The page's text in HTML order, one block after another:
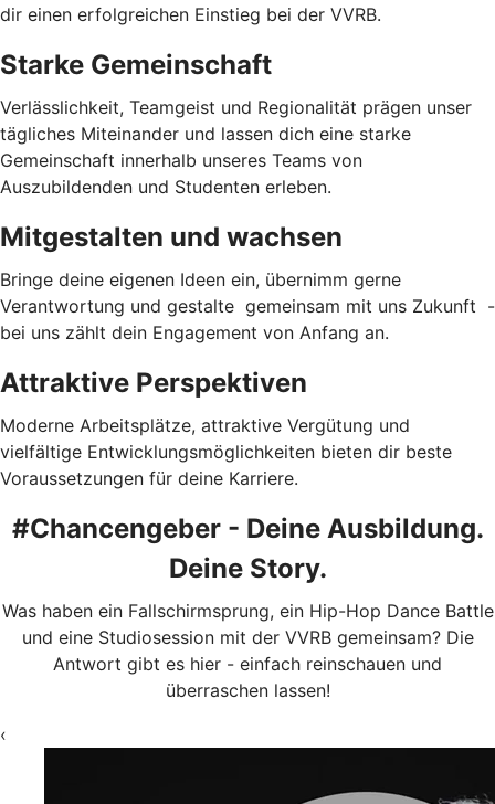
dir einen erfolgreichen Einstieg bei der VVRB.
Starke Gemeinschaft
Verlässlichkeit, Teamgeist und Regionalität prägen unser
tägliches Miteinander und lassen dich eine starke
Gemeinschaft innerhalb unseres Teams von
Auszubildenden und Studenten erleben.
Mitgestalten und wachsen
Bringe deine eigenen Ideen ein, übernimm gerne
Verantwortung und gestalte gemeinsam mit uns Zukunft -
bei uns zählt dein Engagement von Anfang an.
Attraktive Perspektiven
Moderne Arbeitsplätze, attraktive Vergütung und
vielfältige Entwicklungsmöglichkeiten bieten dir beste
Voraussetzungen für deine Karriere.
#Chancengeber - Deine Ausbildung.
Deine Story.
Was haben ein Fallschirmsprung, ein Hip-Hop Dance Battle
und eine Studiosession mit der VVRB gemeinsam? Die
Antwort gibt es hier - einfach reinschauen und
überraschen lassen!
‹